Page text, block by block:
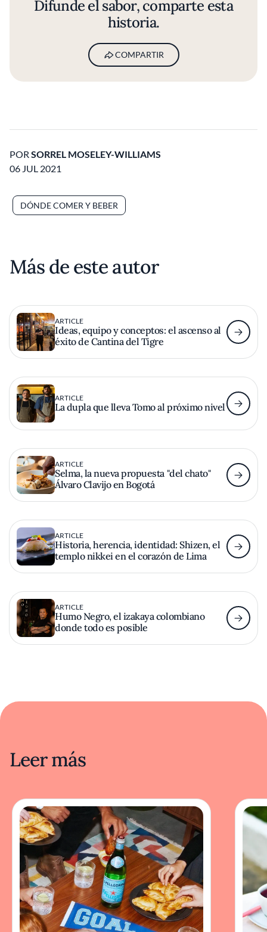
Difunde el sabor, comparte esta
historia.
COMPARTIR
POR SORREL MOSELEY-WILLIAMS
06 JUL 2021
DÓNDE COMER Y BEBER
Más de este autor
ARTICLE
Ideas, equipo y conceptos: el ascenso al
éxito de Cantina del Tigre
ARTICLE
La dupla que lleva Tomo al próximo nivel
ARTICLE
Selma, la nueva propuesta "del chato"
Álvaro Clavijo en Bogotá
ARTICLE
Historia, herencia, identidad: Shizen, el
templo nikkei en el corazón de Lima
ARTICLE
Humo Negro, el izakaya colombiano
donde todo es posible
Leer más